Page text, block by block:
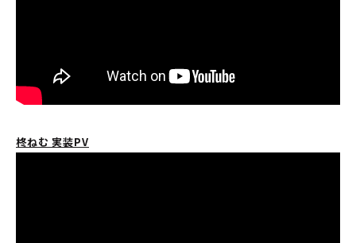
柊ねむ 実装PV